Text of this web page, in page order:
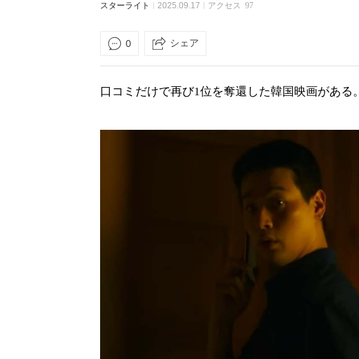
スターライト 2025.09.17 アクセス 97
0 シェア
口コミだけで再び1位を奪還した韓国映画がある。